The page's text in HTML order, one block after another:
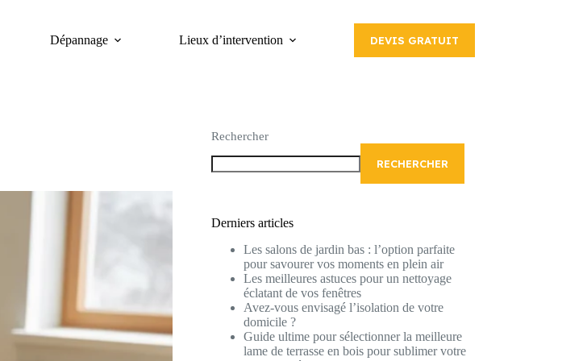
Dépannage Lieux d’intervention DEVIS GRATUIT
Rechercher
RECHERCHER
Derniers articles
Les salons de jardin bas : l’option parfaite
pour savourer vos moments en plein air
Les meilleures astuces pour un nettoyage
éclatant de vos fenêtres
Avez-vous envisagé l’isolation de votre
domicile ?
Guide ultime pour sélectionner la meilleure
lame de terrasse en bois pour sublimer votre